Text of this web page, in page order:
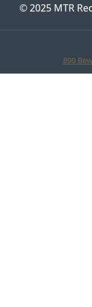
© 2025 MTR
890